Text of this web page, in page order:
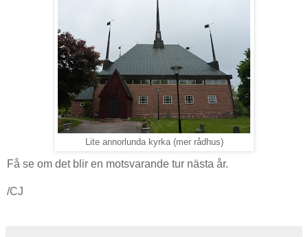
Lite annorlunda kyrka (mer rådhus)
Få se om det blir en motsvarande tur nästa år.
/CJ